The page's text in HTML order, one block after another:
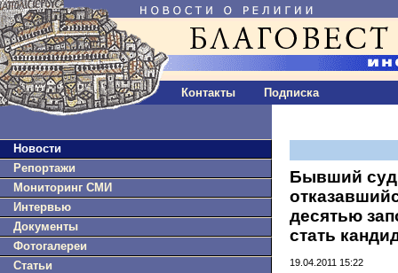
Контакты Подписка
Новости
Репортажи
Мониторинг СМИ
Интервью
Документы
Фотогалереи
Статьи
Бывший
десятью
стать
19.04.2011 15:22